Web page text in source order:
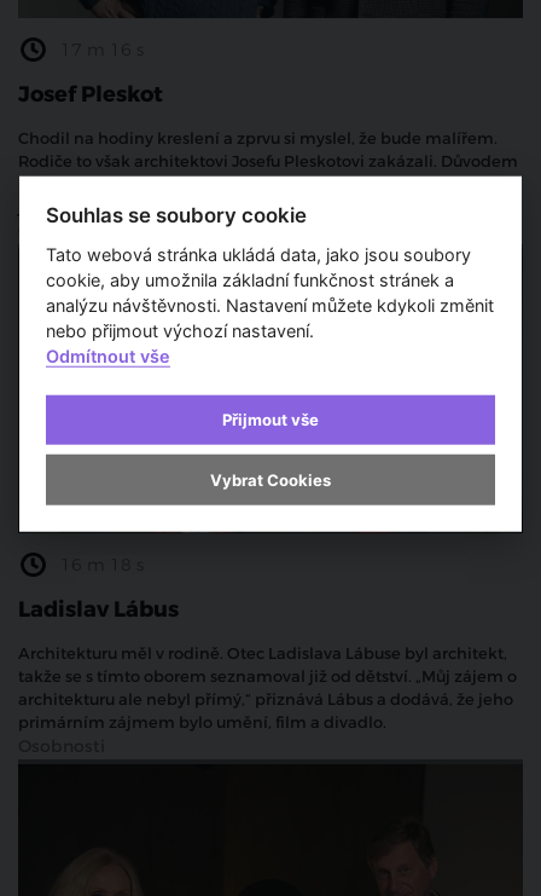
Josef Pleskot
Chodil na hodiny kreslení a zprvu si myslel, že bude malířem.
Rodiče to však architektovi Josefu Pleskotovi zakázali. Důvodem
jelikož se odmala zajímal o historii a četl hodně knih.
Osobnosti
Ladislav Lábus
Architekturu měl v rodině. Otec Ladislava Lábuse byl architekt,
takže se s tímto oborem seznamoval již od dětství. „Můj zájem o
architekturu ale nebyl přímý,“ přiznává Lábus a dodává, že jeho
primárním zájmem bylo umění, film a divadlo.
Souhlas se soubory cookie
Tato webová stránka ukládá data, jako jsou soubory
cookie, aby umožnila základní funkčnost stránek a
analýzu návštěvnosti. Nastavení můžete kdykoli změnit
nebo přijmout výchozí nastavení.
Odmítnout vše
Přijmout vše
Vybrat Cookies